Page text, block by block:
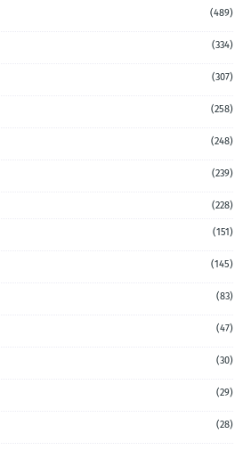
(489)
(334)
(307)
(258)
(248)
(239)
(228)
(151)
(145)
(83)
(47)
(30)
(29)
(28)